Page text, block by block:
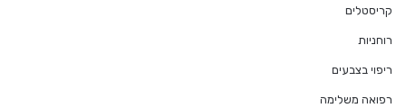
קריסטלים
רוחניות
ריפוי בצבעים
רפואה משלימה